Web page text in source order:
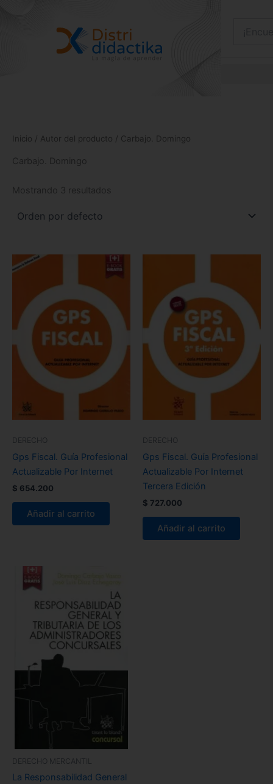
Inicio / Autor del producto / Carbajo. Domingo
Carbajo. Domingo
Mostrando 3 resultados
DERECHO
Gps Fiscal. Guía Profesional
Actualizable Por Internet
$ 654.200
Añadir al carrito
DERECHO
Gps Fiscal. Guía Profesional
Actualizable Por Internet
Tercera Edición
$ 727.000
Añadir al carrito
DERECHO MERCANTIL
La Responsabilidad General